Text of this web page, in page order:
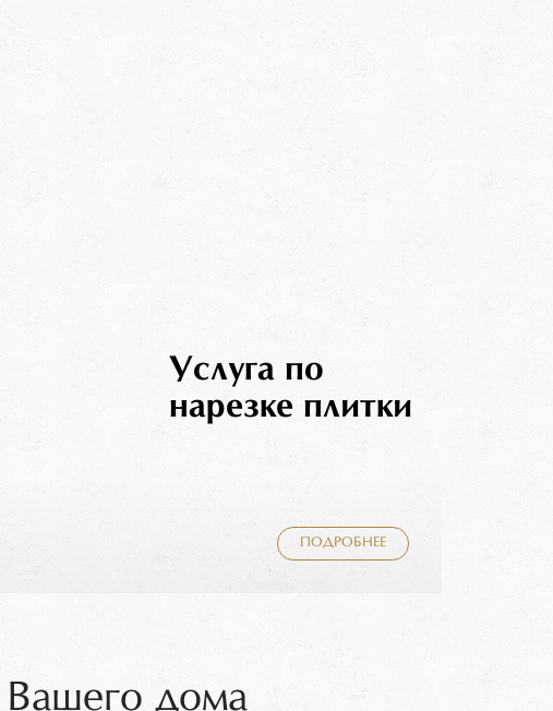
Услуга по
нарезке плитки
ПОДРОБНЕЕ
дома